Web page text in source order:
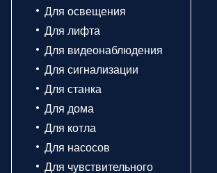
Для освещения
Для лифта
Для видеонаблюдения
Для сигнализации
Для станка
Для дома
Для котла
Для насосов
Для чувствительного